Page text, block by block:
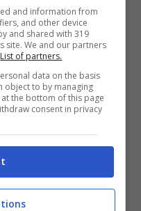
briciole del suo
poco
di
nel loro
pezzo “Sogni
ancora
motivo per
metalcon la voce
and information from
and other device
and shared with 319
site. We and our partners
List of partners.
data on the basis
object to by managing
the bottom of this page
consent in privacy